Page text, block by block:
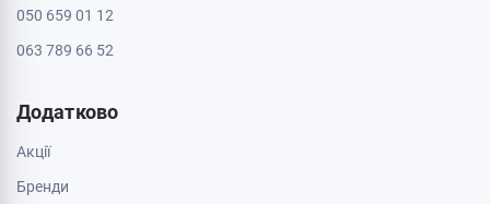
050 659 01 12
063 789 66 52
Додатково
Акції
Бренди